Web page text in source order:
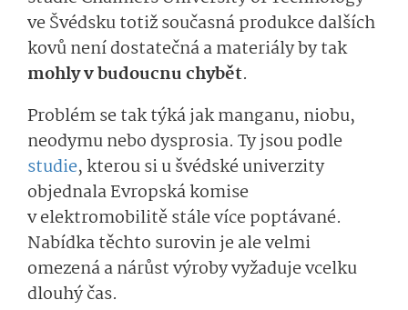
ve Švédsku totiž současná produkce dalších
kovů není dostatečná a materiály by tak
mohly v budoucnu chybět.
Problém se tak týká jak manganu, niobu,
neodymu nebo dysprosia. Ty jsou podle
studie, kterou si u švédské univerzity
objednala Evropská komise
v elektromobilitě stále více poptávané.
Nabídka těchto surovin je ale velmi
omezená a nárůst výroby vyžaduje vcelku
dlouhý čas.